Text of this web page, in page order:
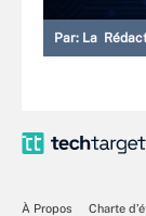
Par: La
À Propos
Charte